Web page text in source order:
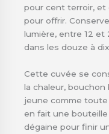
pour cent terroir, et
pour offrir.
lumière, entre 12 et
dans les douze à
Cette cuvée se
la chaleur,
jeune comme toute
en fait une bouteille
dégaine pour finir